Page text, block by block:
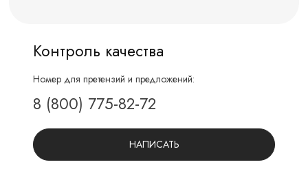
Контроль качества
Номер для претензий и предложений:
8 (800) 775-82-72
НАПИСАТЬ